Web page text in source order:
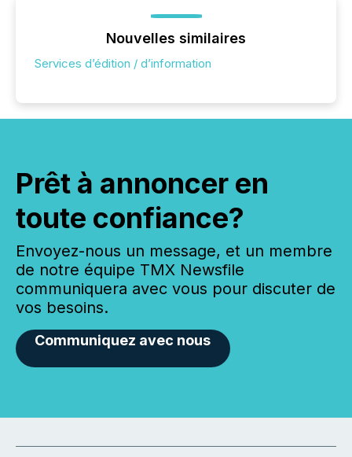
Nouvelles similaires
Services d’édition / d’information
Prêt à annoncer en
toute confiance?
Envoyez-nous un message, et un membre
de notre équipe TMX Newsfile
communiquera avec vous pour discuter de
vos besoins.
Communiquez avec nous